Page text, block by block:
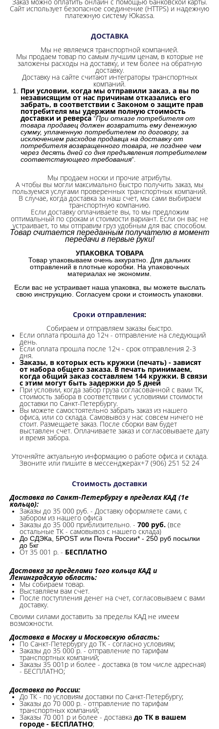
Сайт использует безопасное соединение (HTTPS) и надежную
платежную систему Юkassa.
ДОСТАВКА
Мы не являемся транспортной компанией.
Мы продаем товар по самым лучшим ценам, в которые не
заложены расходы на доставку, и тем более на обратную
доставку.
Доставку на сайте считают интеграторы транспортных
компаний.
При условии, когда мы отправили заказ, а вы по
независящим от нас причинам отказались его
забрать, в соответствии с Законом о защите прав
потребителя мы удержим полную стоимость
доставки и реверса "При отказе потребителя от
товара продавец должен возвратить ему денежную
сумму, уплаченную потребителем по договору, за
исключением расходов продавца на доставку от
потребителя возвращенного товара, не позднее чем
через десять дней со дня предъявления потребителем
соответствующего требования".
Мы продаем носки и прочие атрибуты.
А чтобы вы могли максимально быстро получить заказ, мы
пользуемся услугами проверенных транспортных компаний.
В случае, когда доставка за наш счет, мы сами выбираем
транспортную компанию.
Если доставку оплачиваете вы, то мы предложим
оптимальный по срокам и стоимости вариант. Если он вас не
устраивает, то мы отправим груз удобным для вас способом.
Товар считается переданным получателю в момент
передачи в первые руки!
УПАКОВКА ТОВАРА
Товар упаковываем очень аккуратно. Для дальних
отправлений в плотные коробки. На упаковочных
материалах не экономим.
Если вас не устраивает наша упаковка, вы можете выслать
свою инструкцию. Согласуем сроки и стоимость упаковки.
Сроки отправления:
Собираем и отправляем заказы быстро.
Если оплата прошла до 12ч - отправление на следующий
день.
Если оплата прошла после 12ч - срок отправления 2-3
дня.
Заказы, в которых есть кружки (печать) - зависят
от набора общего заказа. В печать принимаем,
когда общий заказ составляем 144 кружки. В связи
с этим могут быть задержки до 5 дней
При условии, когда забор груза согласованной с вами ТК,
стоимость забора в соответствии с условиями стоимости
доставки по Санкт-Петербургу.
Вы можете самостоятельно забрать заказ из нашего
офиса, или со склада. Самовывоз у нас совсем ничего не
стоит. Размещаете заказ. После сборки вам будет
выставлен счет. Оплачиваете заказ и согласовываете дату
и время забора.
Уточняйте актуальную информацию о работе офиса и склада.
Звоните или пишите в мессенджерах+7 (906) 251 52 24
Стоимость доставки
Доставка по Санкт-Петербургу в пределах КАД (1е
кольцо):
Заказы до 35 000 руб. - Доставку оформляете сами, с
забором из нашего офиса
Заказы до 35 000 приблизительно. - 700 руб. (все
остальные ТК - самовывоз с нашего склада)
До СДЭКа, 5POST или Почта России* - 250 руб посылки
до 5кг
От 35 001 р. - БЕСПЛАТНО
Доставка за пределами 1ого кольца КАД и
Ленинградскую область:
Мы собираем товар.
Выставляем вам счет.
После поступления денег на счет, согласовываем с вами
доставку.
Своими силами доставить за пределы КАД не имеем
возможности.​
Доставка в Москву и Московскую область:
По Санкт-Петербургу до ТК - согласно условиям;
Заказы до 35 000 р. - отправление по тарифам
транспортных компаний;
Заказы 35 001р и более - доставка (в том числе адресная)
- БЕСПЛАТНО;
Доставка по России:
До ТК - по условиям доставки по Санкт-Петербургу;
Заказы до 70 000 р. - отправление по тарифам
транспортных компаний;
Заказы 70 001 р и более - доставка до ТК в вашем
городе - БЕСПЛАТНО;